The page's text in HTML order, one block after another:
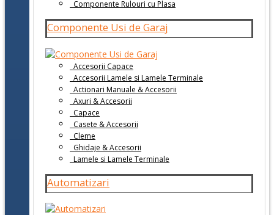
Componente Rulouri cu Plasa
Componente Usi de Garaj
Accesorii Capace
Accesorii Lamele si Lamele Terminale
Actionari Manuale & Accesorii
Axuri & Accesorii
Capace
Casete & Accesorii
Cleme
Ghidaje & Accesorii
Lamele si Lamele Terminale
Automatizari